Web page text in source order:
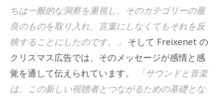
ちは一般的な洞察を重視し、そのカテゴリーの最
良のものを取り入れ、言葉にしなくてもそれを反
映することにしたのです。」
そして Freixenet の
クリスマス広告では、そのメッセージが感情と感
覚を通して伝えられています。
「サウンドと音楽
は、この新しい視聴者とつながるための基礎とな